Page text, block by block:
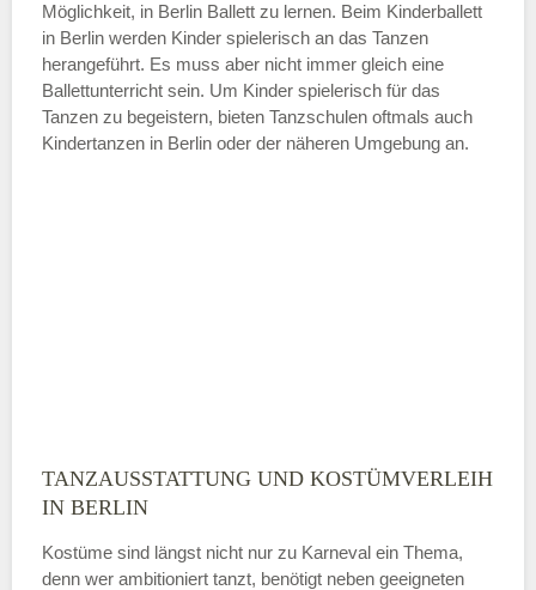
ÖFFNUNGSZEITEN HINZUFÜGEN
Samstag
ABSENDEN
Möglichkeit, in Berlin Ballett zu lernen. Beim Kinderballett
in Berlin werden Kinder spielerisch an das Tanzen
herangeführt. Es muss aber nicht immer gleich eine
Ballettunterricht sein. Um Kinder spielerisch für das
Tanzen zu begeistern, bieten Tanzschulen oftmals auch
Kindertanzen in Berlin oder der näheren Umgebung an.
TANZAUSSTATTUNG UND KOSTÜMVERLEIH
IN BERLIN
Kostüme sind längst nicht nur zu Karneval ein Thema,
denn wer ambitioniert tanzt, benötigt neben geeigneten